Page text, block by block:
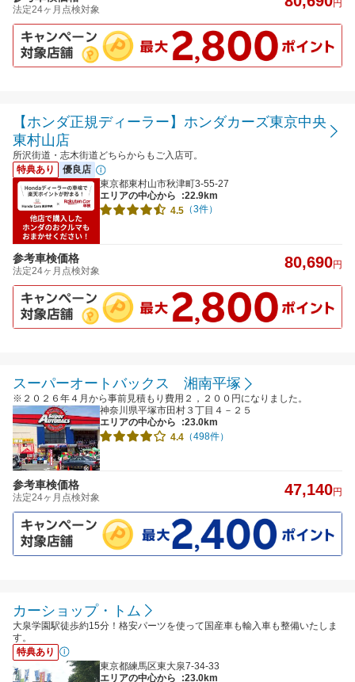
法定24ヶ月点検対象
円
【ホンダ正規ディーラー】ホンダカーズ東京中央
東村山店
所沢街道・志木街道どちらからもご入店可。
特典あり
優良店
東京都東村山市秋津町3-55-27
エリアの中心から
:22.9km
4.5 （3件）
参考車検価格
法定24ヶ月点検対象 80,690円
スーパーオートバックス 湘南平塚
※２０２６年４月から事前見積もり費用２，２００円になりました。
神奈川県平塚市田村３丁目４－２５
エリアの中心から
:23.0km
4.4 （498件）
参考車検価格
法定24ヶ月点検対象 47,140円
カーショップ・トム
大泉学園駅徒歩約15分！格安パーツを使って国産車も輸入車も整備いたしま
す。
特典あり
東京都練馬区東大泉7-34-33
エリアの中心から
:23.0km